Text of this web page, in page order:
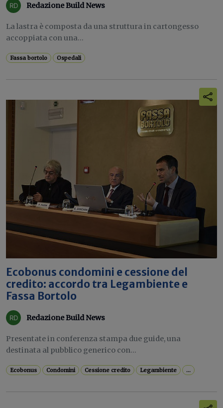
Redazione Build News
La lastra è composta da una struttura in cartongesso
accoppiata con una...
Fassa bortolo Ospedali
Ecobonus condomini e cessione del
credito: accordo tra Legambiente e
Fassa Bortolo
Redazione Build News
Presentate in conferenza stampa due guide, una
destinata al pubblico generico con...
Ecobonus Condomini Cessione credito Legambiente ...